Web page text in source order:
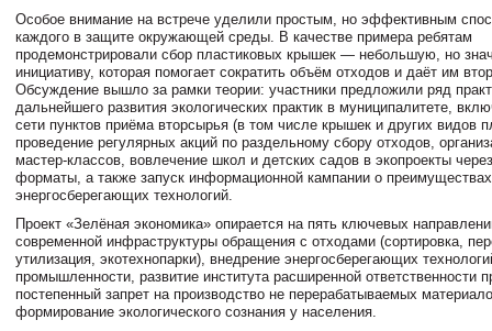
Особое внимание на встрече уделили простым, но эффективным
каждого в защите окружающей среды. В качестве примера ребятам
продемонстрировали сбор пластиковых крышек — небольшую, но
инициативу, которая помогает сократить объём отходов и даёт им
Обсуждение вышло за рамки теории: участники предложили ряд
дальнейшего развития экологических практик в муниципалитете,
сети пунктов приёма вторсырья (в том числе крышек и других видов
проведение регулярных акций по раздельному сбору отходов,
мастер‑классов, вовлечение школ и детских садов в экопроекты
форматы, а также запуск информационной кампании о преимуществах
энергосберегающих технологий.
Проект «Зелёная экономика» опирается на пять ключевых
современной инфраструктуры обращения с отходами (сортировка,
утилизация, экотехнопарки), внедрение энергосберегающих
промышленности, развитие института расширенной ответственности
постепенный запрет на производство не перерабатываемых
формирование экологического сознания у населения.